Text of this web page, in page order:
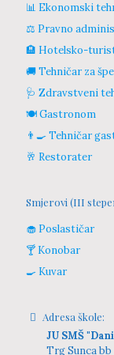
📊 Ekonomski
⚖️ Pravno
🏨 Hotelsko-
🚚 Tehničar za
🩺 Zdravstveni
🍽️ Gastronom
👨‍🍳 Tehničar
🥂 Restorater
Smjerovi (III
🧁 Poslastičar
🍸 Konobar
🍳 Kuvar
Adresa škole:
JU SMŠ
Trg Sunca bb